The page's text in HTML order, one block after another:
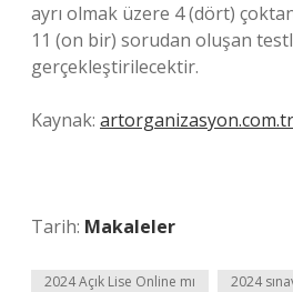
ayrı olmak üzere 4 (dört)
11 (on bir) sorudan oluşan
gerçekleştirilecektir.
Kaynak: artorganizasyon.com.tr
Tarih: Makaleler
2024 Açık Lise Online mı 2024